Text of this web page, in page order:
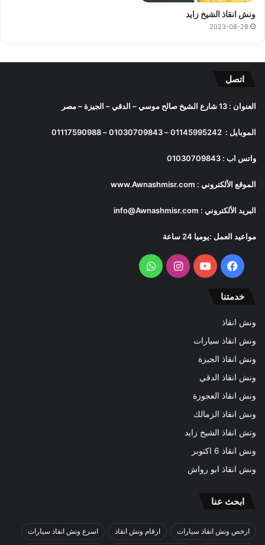
ونش انقاذ الشيخ زايد
2023-08-28
اتصل
العنوان : 13 شارع الشيخ صالح موسي – الدقي – الجيزة – مصر
الموبايل : 01145995242
–
01030709843
–
01117590988
واتس اب : 01030709843
الموقع الألكتروني : www.Awnashmisr.com
البريد الألكتروني : info@Awnashmisr.com
مواعيد العمل :يوميا 24 ساعة
فيسبوكيوتيوب انستقرامواتساب
خدمتنا
ونش انقاذ
ونش انقاذ سيارات
ونش انقاذ الجيزة
ونش انقاذ الدقي
ونش انقاذ العجوزة
ونش انقاذ الزمالك
ونش انقاذ الشيخ زايد
ونش انقاذ 6 اكتوبر
ونش انقاذ ابو رواش
ابحث عنا
ارخص ونش انقاذ سيارات ارقام ونش انقاذ اسرع ونش انقاذ سيارات